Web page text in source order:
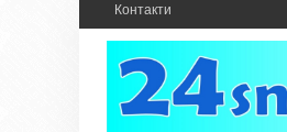
Контакти